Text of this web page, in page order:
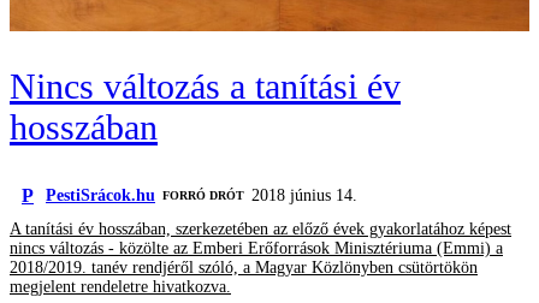
Nincs változás a tanítási év
hosszában
P PestiSrácok.hu FORRÓ DRÓT
2018 június 14.
A tanítási év hosszában, szerkezetében az előző évek gyakorlatához képest
nincs változás - közölte az Emberi Erőforrások Minisztériuma (Emmi) a
2018/2019. tanév rendjéről szóló, a Magyar Közlönyben csütörtökön
megjelent rendeletre hivatkozva.